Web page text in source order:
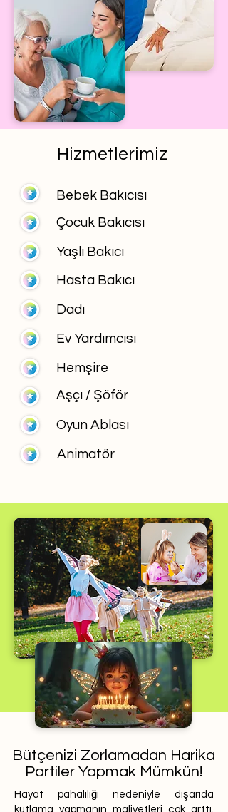
Hizmetlerimiz
Bebek Bakıcısı
Çocuk Bakıcısı
Yaşlı Bakıcı
Hasta Bakıcı
Dadı
Ev Yardımcısı
Hemşire
Aşçı / Şöför
Oyun Ablası
Animatör
Bütçenizi Zorlamadan Harika
Partiler Yapmak Mümkün!
Hayat pahalılığı nedeniyle dışarıda
kutlama yapmanın maliyetleri çok arttı.